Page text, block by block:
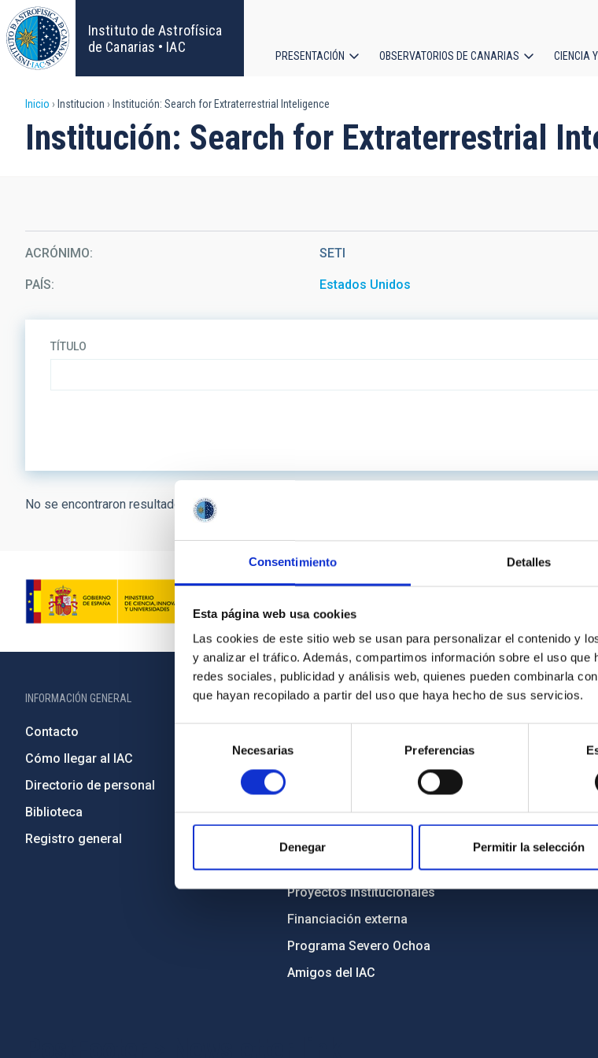
Consentimiento Detalles
Esta página web usa cookies
Las cookies de este sitio web se usan para personalizar el contenido y
y analizar el tráfico. Además, compartimos información sobre el uso que
redes sociales, publicidad y análisis web, quienes pueden combinarla
que hayan recopilado a partir del uso que haya hecho de sus servicios.
consentimiento
Necesarias Preferencias
Denegar Permitir la selección
Pasar
al
contenido
principal
Instituto de Astrofísica
de Canarias • IAC
principal
PRESENTACIÓN OBSERVATORIOS DE CANARIAS CIENCIA
Sobrescribir
enlaces
a
la
navegación
Inicio Institucion Institución: Search for Extraterrestrial Inteligence
Institución: Search for Extraterrestrial
ACRÓNIMO SETI
PAÍS Estados Unidos
TÍTULO
No se encontraron resultados.
INFORMACIÓN GENERAL
Contacto
Cómo llegar al IAC
Directorio de personal
Biblioteca
Registro general
INFORMACIÓN INSTITUCIONAL
Transparencia
Código ético y política antifraude
Igualdad y diversidad de género
Medio Ambiente y Sostenibilidad
Proyectos institucionales
Financiación externa
Programa Severo Ochoa
Amigos del IAC
PORTAL
Aviso
Política